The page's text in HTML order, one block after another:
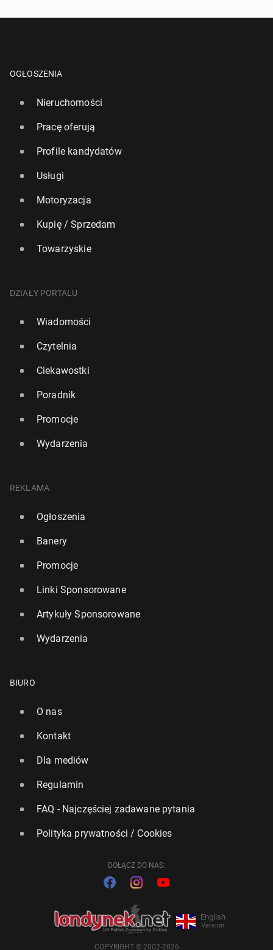
OGŁOSZENIA
Nieruchomości
Pracę oferują
Profile kandydatów
Usługi
Motoryzacja
Kupię / Sprzedam
Towarzyskie
DZIAŁY PORTALU
Wiadomości
Czytelnia
Ciekawostki
Poradnik
Promocje
Wydarzenia
REKLAMA
Ogłoszenia
Banery
Promocje
Linki Sponsorowane
Artykuły Sponsorowane
Wydarzenia
BIURO
O nas
Kontakt
Dla mediów
Regulamin
FAQ - Najczęściej zadawane pytania
Polityka prywatności / Cookies
DOŁĄCZ DO NAS:
English
Version
COPYRIGHT © 2002-2026